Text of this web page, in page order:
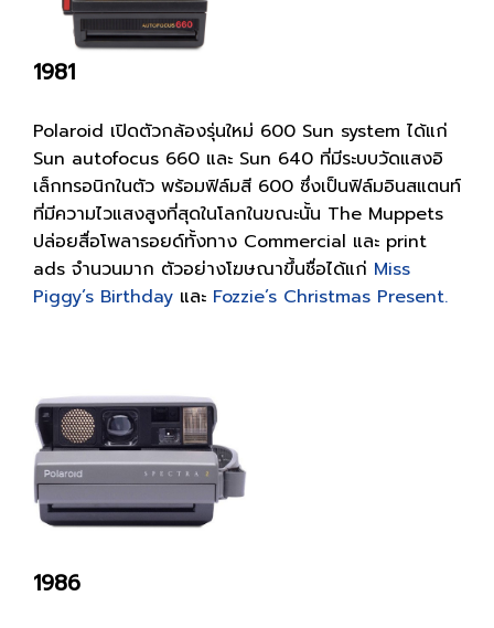
1981
Polaroid เปิดตัวกล้องรุ่นใหม่ 600 Sun system ได้แก่
Sun autofocus 660 และ Sun 640 ที่มีระบบวัดแสงอิ
เล็กทรอนิกในตัว พร้อมฟิล์มสี 600 ซึ่งเป็นฟิล์มอินสแตนท์
ที่มีความไวแสงสูงที่สุดในโลกในขณะนั้น The Muppets
ปล่อยสื่อโพลารอยด์ทั้งทาง Commercial และ print
ads จำนวนมาก ตัวอย่างโฆษณาขึ้นชื่อได้แก่ Miss
Piggy’s Birthday และ Fozzie’s Christmas Present.
1986